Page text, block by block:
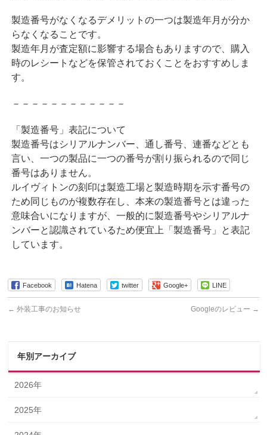
製造番号がなくなるデメリットの一つは製造年月が分か
らなくなることです。
製造年月が査定額に影響する場合もありますので、購入
時のレシートなどを保管されておくことをおすすめしま
す。
－－－－－－－－－－－－
「製造番号」表記について
製造番号はシリアルナンバー、通し番号、連番などとも
言い、一つの製品に一つの番号が割り振られるので同じ
番号はありません。
ルイヴィトンの刻印は製造工場と製造時期を示す番号の
ため同じものが複数存在し、本来の製造番号とは違った
意味合いになりますが、一般的に製造番号やシリアルナ
ンバーと認識されているため便宜上「製造番号」と表記
しています。
Facebook Hatena twitter Google+ LINE
← 外装工事のお知らせ Googleのレビュー →
年別アーカイブ
2026年
2025年